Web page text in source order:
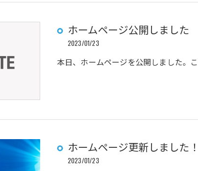
ホームページ公開しました
2023/01/23
本日、ホームページを公開しました。
ホームページ更新しました！
2023/01/23